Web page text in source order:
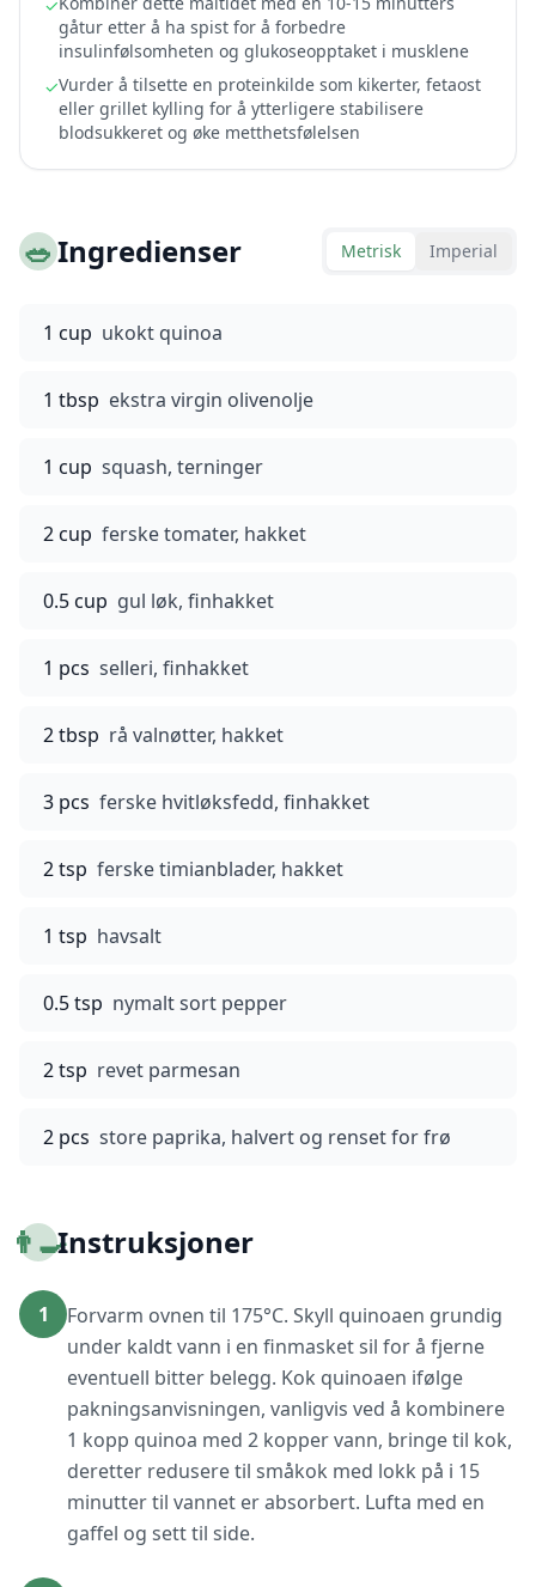
✓
gåtur etter å ha spist for å forbedre
insulinfølsomheten og glukoseopptaket i musklene
✓Vurder å tilsette en proteinkilde som kikerter, fetaost
eller grillet kylling for å ytterligere stabilisere
blodsukkeret og øke metthetsfølelsen
🥗Ingredienser Metrisk Imperial
1 cup ukokt quinoa
1 tbsp ekstra virgin olivenolje
1 cup squash, terninger
2 cup ferske tomater, hakket
0.5 cup gul løk, finhakket
1 pcs selleri, finhakket
2 tbsp rå valnøtter, hakket
3 pcs ferske hvitløksfedd, finhakket
2 tsp ferske timianblader, hakket
1 tsp havsalt
0.5 tsp nymalt sort pepper
2 tsp revet parmesan
2 pcs store paprika, halvert og renset for frø
👨‍🍳Instruksjoner
1
Forvarm ovnen til 175°C. Skyll quinoaen grundig
under kaldt vann i en finmasket sil for å fjerne
eventuell bitter belegg. Kok quinoaen ifølge
pakningsanvisningen, vanligvis ved å kombinere
1 kopp quinoa med 2 kopper vann, bringe til kok,
deretter redusere til småkok med lokk på i 15
minutter til vannet er absorbert. Lufta med en
gaffel og sett til side.